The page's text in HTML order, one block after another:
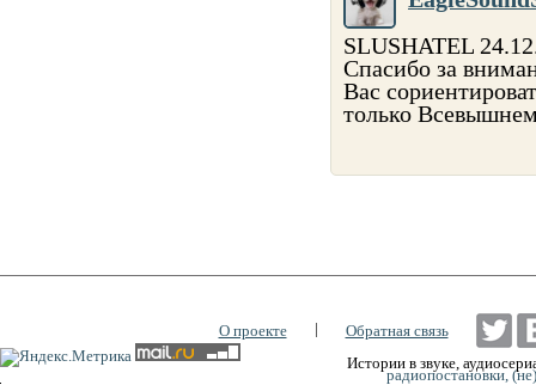
SLUSHATEL
Спасибо за
Вас
только
О проекте |
Обратная связь
Истории в звуке,
радиопостановки,